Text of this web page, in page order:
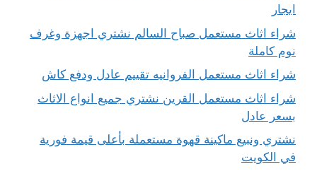
ايجار
شراء اثاث مستعمل صباح السالم نشتري اجهزة وغرف
نوم كاملة
شراء اثاث مستعمل الفروانيه تقييم عادل ودفع كاش
شراء اثاث مستعمل القرين نشتري جميع انواع الاثاث
بسعر عادل
نشتري ونبيع ماكينة قهوة مستعملة بأعلى قيمة فورية
في الكويت